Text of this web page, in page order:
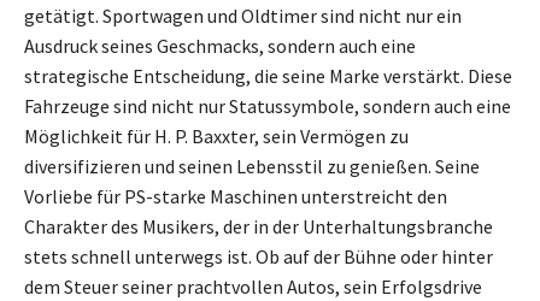
getätigt. Sportwagen und Oldtimer sind nicht nur ein
Ausdruck seines Geschmacks, sondern auch eine
strategische Entscheidung, die seine Marke verstärkt. Diese
Fahrzeuge sind nicht nur Statussymbole, sondern auch eine
Möglichkeit für H. P. Baxxter, sein Vermögen zu
diversifizieren und seinen Lebensstil zu genießen. Seine
Vorliebe für PS-starke Maschinen unterstreicht den
Charakter des Musikers, der in der Unterhaltungsbranche
stets schnell unterwegs ist. Ob auf der Bühne oder hinter
dem Steuer seiner prachtvollen Autos, sein Erfolgsdrive